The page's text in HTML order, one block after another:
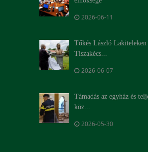
2026-06-11
Tőkés László Lakiteleken
Tiszakécs...
2026-06-07
Támadás az egyház és
köz...
2026-05-30